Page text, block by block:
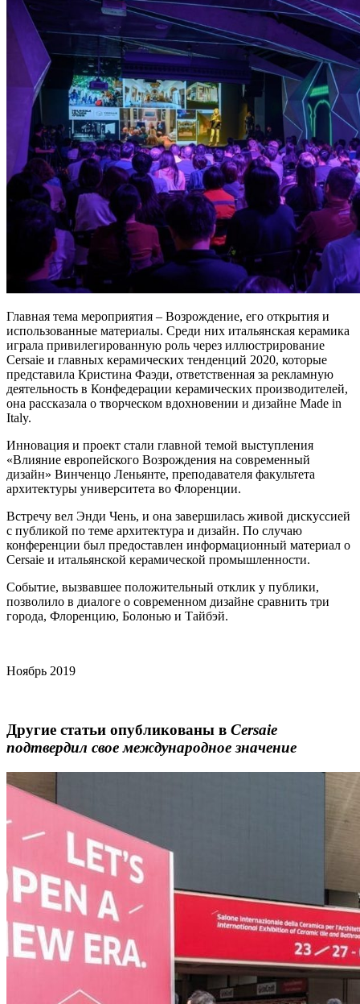
Главная тема мероприятия – Возрождение, его открытия и
использованные материалы. Среди них итальянская керамика
играла привилегированную роль через иллюстрирование
Cersaie и главных керамических тенденций 2020, которые
представила Кристина Фаэди, ответственная за рекламную
деятельность в Конфедерации керамических производителей,
она рассказала о творческом вдохновении и дизайне Made in
Italy.
Инновация и проект стали главной темой выступления
«Влияние европейского Возрождения на современный
дизайн» Винченцо Леньянте, преподавателя факультета
архитектуры университета во Флоренции.
Встречу вел Энди Чень, и она завершилась живой дискуссией
с публикой по теме архитектура и дизайн. По случаю
конференции был предоставлен информационный материал о
Cersaie и итальянской керамической промышленности.
Событие, вызвавшее положительный отклик у публики,
позволило в диалоге о современном дизайне сравнить три
города, Флоренцию, Болонью и Тайбэй.
Ноябрь 2019
Другие статьи опубликованы в Cersaie
подтвердил свое международное значение